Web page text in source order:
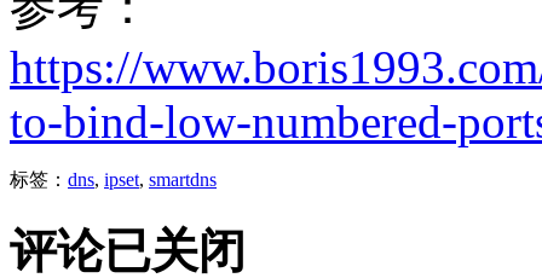
https://
to-bind-low-numbered-
标签： dns, ipset, smartdns
评论已关闭